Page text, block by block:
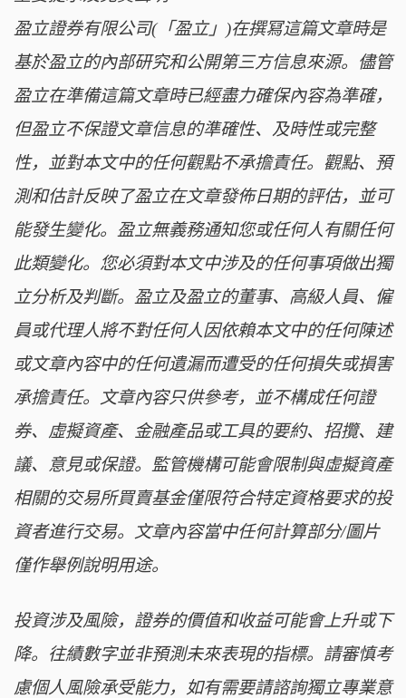
盈立證券有限公司(「盈立」)在撰冩這篇文章時是
基於盈立的內部研究和公開第三方信息來源。儘管
盈立在準備這篇文章時已經盡力確保內容為準確，
但盈立不保證文章信息的準確性、及時性或完整
性，並對本文中的任何觀點不承擔責任。觀點、預
測和估計反映了盈立在文章發佈日期的評估，並可
能發生變化。盈立無義務通知您或任何人有關任何
此類變化。您必須對本文中涉及的任何事項做出獨
立分析及判斷。盈立及盈立的董事、高級人員、僱
員或代理人將不對任何人因依賴本文中的任何陳述
或文章內容中的任何遺漏而遭受的任何損失或損害
承擔責任。文章內容只供參考，並不構成任何證
券、虛擬資產、金融產品或工具的要約、招攬、建
議、意見或保證。監管機構可能會限制與虛擬資產
相關的交易所買賣基金僅限符合特定資格要求的投
資者進行交易。文章內容當中任何計算部分/圖片
僅作舉例說明用途。
投資涉及風險，證券的價值和收益可能會上升或下
降。往績數字並非預測未來表現的指標。請審慎考
慮個人風險承受能力，如有需要請諮詢獨立專業意